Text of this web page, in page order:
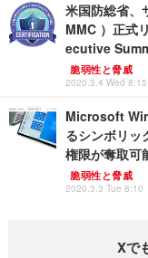
米国防総省、
MMC ）正式
ecutive
脆弱性と脅威
2020.3.4 Wed 8:15
Microsoft
るシンボリッ
権限が奪取可
脆弱性と脅威
2020.3.3 Tue 8:10
Xで